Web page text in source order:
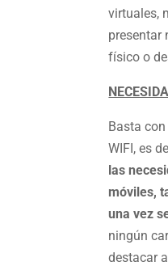
virtuales,
presentar
físico o
Basta
WIFI, es
las
móviles,
una vez
ningún
destacar